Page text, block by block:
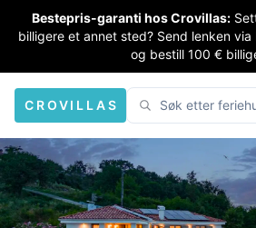
Bestepris-garanti hos Crovillas:
billigere et annet sted? Send lenken
og bestill 100 €
CROVILLAS